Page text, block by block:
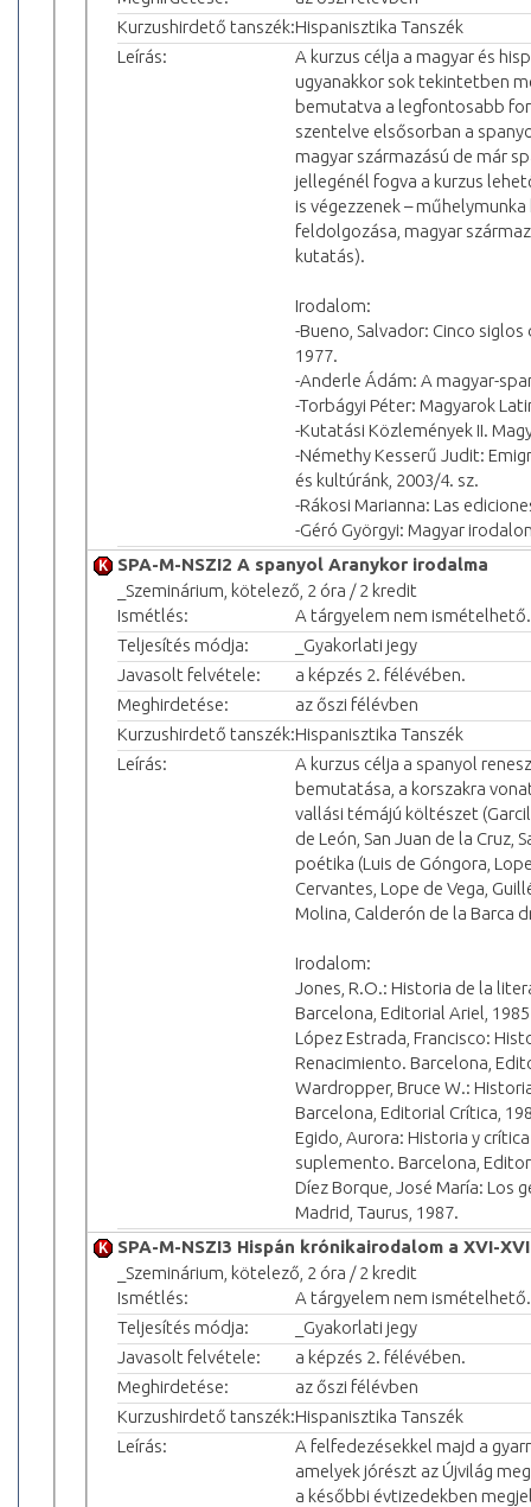
Kurzushirdető tanszék:Hispanisztika Tanszék
Leírás:
A kurzus célja a magyar és
ugyanakkor sok tekintetben
bemutatva a legfontosabb
szentelve elsősorban a
magyar származású de már
jellegénél fogva a kurzus
is végezzenek –
feldolgozása, magyar
kutatás).
Irodalom:
-Bueno, Salvador: Cinco
1977.
-Anderle Ádám: A magyar-
-Torbágyi Péter: Magyarok
-Kutatási Közlemények II.
-Némethy Kesserű Judit:
és kultúránk, 2003/4. sz.
-Rákosi Marianna: Las
-Géró Györgyi: Magyar
SPA-M-NSZI2 A spanyol Aranykor irodalma
_Szeminárium, kötelező, 2 óra / 2 kredit
Ismétlés:
A tárgyelem nem ismételhető.
Teljesítés módja:
_Gyakorlati jegy
Javasolt felvétele:
a képzés 2. félévében.
Meghirdetése:
az őszi félévben
Kurzushirdető tanszék:Hispanisztika Tanszék
Leírás:
A kurzus célja a spanyol
bemutatása, a korszakra
vallási témájú költészet
de León, San Juan de la Cruz,
poétika (Luis de Góngora,
Cervantes, Lope de Vega,
Molina, Calderón de la Barca
Irodalom:
Jones, R.O.: Historia de la
Barcelona, Editorial Ariel,
López Estrada, Francisco:
Renacimiento. Barcelona,
Wardropper, Bruce W.:
Barcelona, Editorial Crítica,
Egido, Aurora: Historia y
suplemento. Barcelona,
Díez Borque, José María: Los
Madrid, Taurus, 1987.
SPA-M-NSZI3 Hispán krónikairodalom a XVI-
_Szeminárium, kötelező, 2 óra / 2 kredit
Ismétlés:
A tárgyelem nem ismételhető.
Teljesítés módja:
_Gyakorlati jegy
Javasolt felvétele:
a képzés 2. félévében.
Meghirdetése:
az őszi félévben
Kurzushirdető tanszék:Hispanisztika Tanszék
Leírás:
A felfedezésekkel majd a
amelyek jórészt az Újvilág
a későbbi évtizedekben